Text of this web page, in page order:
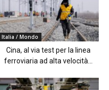
Italia / Mondo
Cina, al via test per la linea
ferroviaria ad alta velocità...